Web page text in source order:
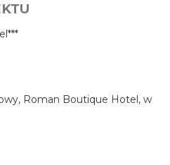
Roman Boutique Hotel, w